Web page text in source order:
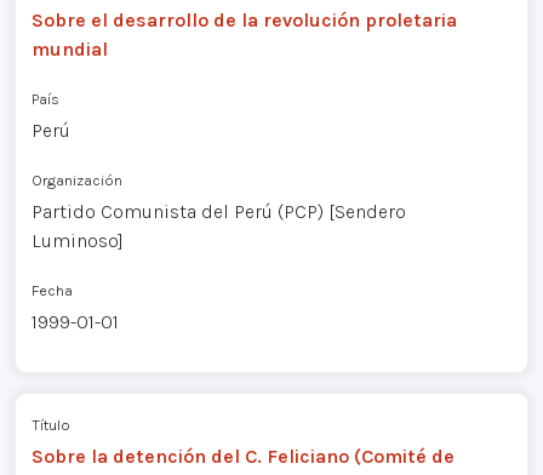
Sobre el desarrollo de la revolución proletaria
mundial
País
Perú
Organización
Partido Comunista del Perú (PCP) [Sendero
Luminoso]
Fecha
1999-01-01
Título
Sobre la detención del C. Feliciano (Comité de